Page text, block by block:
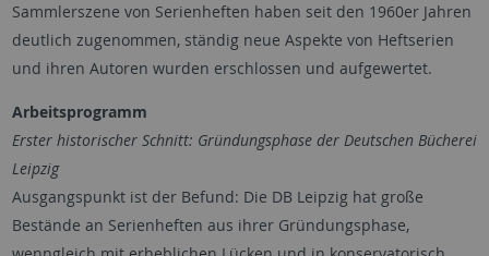
Sammlerszene von Serienheften haben seit den 1960er Jahren
deutlich zugenommen, ständig neue Aspekte von Heftserien
und ihren Autoren wurden erschlossen und aufgewertet.
Arbeitsprogramm
Erster historischer Schnitt: Gründungsphase der Deutschen Bücherei
Leipzig
Ausgangspunkt ist der Befund: Die DB Leipzig hat große
Bestände an Serienheften aus ihrer Gründungsphase,